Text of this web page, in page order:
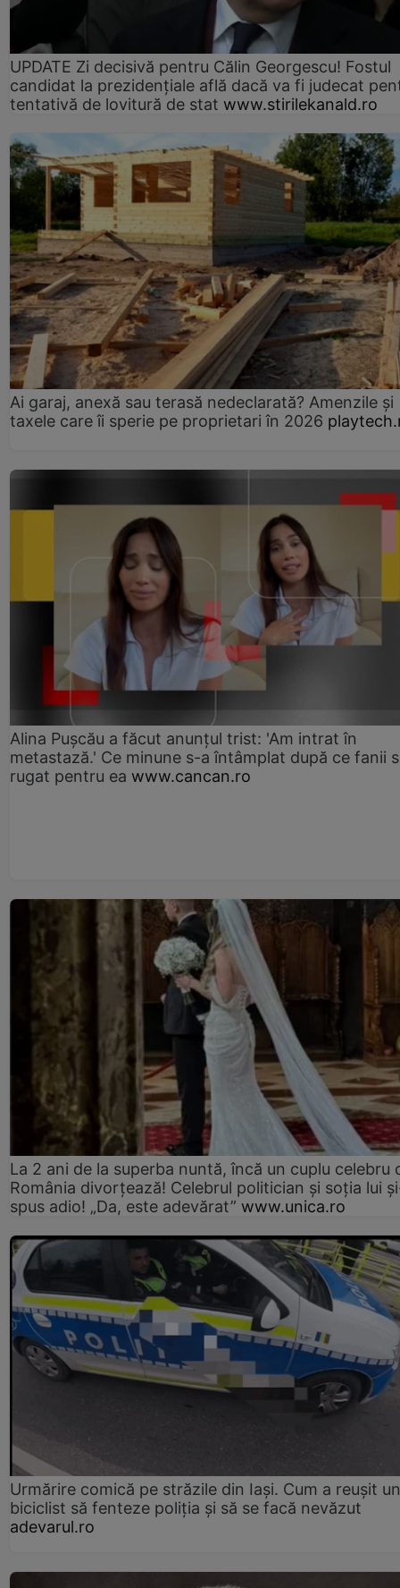
UPDATE Zi decisivă pentru Călin Georgescu! Fostul
candidat la prezidențiale află dacă va fi judecat
tentativă de lovitură de stat www.stirilekanald.ro
Ai garaj, anexă sau terasă nedeclarată? Amenzile și
taxele care îi sperie pe proprietari în 2026
Alina Pușcău a făcut anunțul trist: 'Am intrat în
metastază.' Ce minune s-a întâmplat după ce fanii
rugat pentru ea www.cancan.ro
La 2 ani de la superba nuntă, încă un cuplu celebru
România divorțează! Celebrul politician și soția lui
spus adio! „Da, este adevărat” www.unica.ro
Urmărire comică pe străzile din Iași. Cum a reușit un
biciclist să fenteze poliția și să se facă nevăzut
adevarul.ro